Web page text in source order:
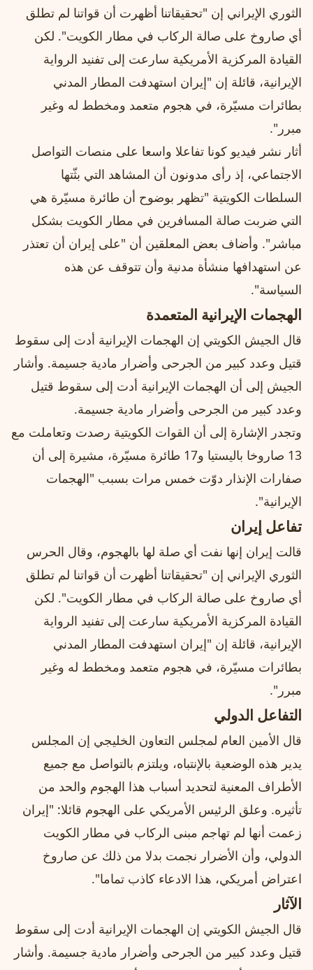
الثوري الإيراني إن "تحقيقاتنا أظهرت أن قواتنا لم تطلق
أي صاروخ على صالة الركاب في مطار الكويت". لكن
القيادة المركزية الأمريكية سارعت إلى تفنيد الرواية
الإيرانية، قائلة إن "إيران استهدفت المطار المدني
بطائرات مسيّرة، في هجوم متعمد ومخطط له وغير
مبرر".
أثار نشر فيديو كونا تفاعلا واسعا على منصات التواصل
الاجتماعي، إذ رأى مدونون أن المشاهد التي بثّتها
السلطات الكويتية "تظهر بوضوح أن طائرة مسيّرة هي
التي ضربت صالة المسافرين في مطار الكويت بشكل
مباشر". وأضاف بعض المعلقين أن "على إيران أن تعتذر
عن استهدافها منشأة مدنية وأن تتوقف عن هذه
السياسة".
الهجمات الإيرانية المتعمدة
قال الجيش الكويتي إن الهجمات الإيرانية أدت إلى سقوط
قتيل وعدد كبير من الجرحى وأضرار مادية جسيمة. وأشار
الجيش إلى أن الهجمات الإيرانية أدت إلى سقوط قتيل
وعدد كبير من الجرحى وأضرار مادية جسيمة.
وتجدر الإشارة إلى أن القوات الكويتية رصدت وتعاملت مع
13 صاروخا باليستيا و17 طائرة مسيّرة، مشيرة إلى أن
صفارات الإنذار دوّت خمس مرات بسبب "الهجمات
الإيرانية".
تفاعل إيران
قالت إيران إنها نفت أي صلة لها بالهجوم، وقال الحرس
الثوري الإيراني إن "تحقيقاتنا أظهرت أن قواتنا لم تطلق
أي صاروخ على صالة الركاب في مطار الكويت". لكن
القيادة المركزية الأمريكية سارعت إلى تفنيد الرواية
الإيرانية، قائلة إن "إيران استهدفت المطار المدني
بطائرات مسيّرة، في هجوم متعمد ومخطط له وغير
مبرر".
التفاعل الدولي
قال الأمين العام لمجلس التعاون الخليجي إن المجلس
يدير هذه الوضعية بالإنتباه، ويلتزم بالتواصل مع جميع
الأطراف المعنية لتحديد أسباب هذا الهجوم والحد من
تأثيره. وعلق الرئيس الأمريكي على الهجوم قائلا: "إيران
زعمت أنها لم تهاجم مبنى الركاب في مطار الكويت
الدولي، وأن الأضرار نجمت بدلا من ذلك عن صاروخ
اعتراض أمريكي، هذا الادعاء كاذب تماما".
الآثار
قال الجيش الكويتي إن الهجمات الإيرانية أدت إلى سقوط
قتيل وعدد كبير من الجرحى وأضرار مادية جسيمة. وأشار